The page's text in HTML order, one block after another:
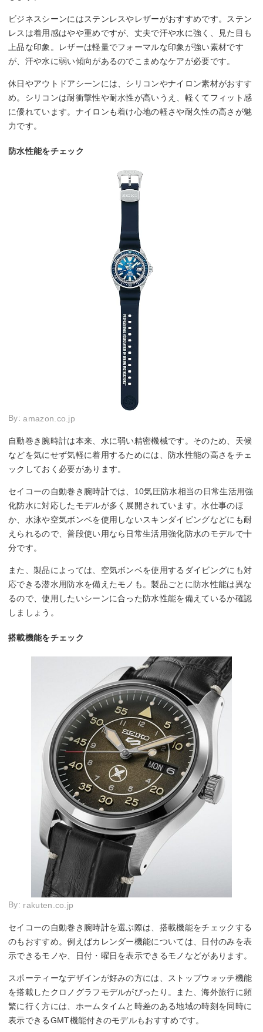
ビジネスシーンにはステンレスやレザーがおすすめです。ステン
レスは着用感はやや重めですが、丈夫で汗や水に強く、見た目も
上品な印象。レザーは軽量でフォーマルな印象が強い素材です
が、汗や水に弱い傾向があるのでこまめなケアが必要です。
休日やアウトドアシーンには、シリコンやナイロン素材がおすす
め。シリコンは耐衝撃性や耐水性が高いうえ、軽くてフィット感
に優れています。ナイロンも着け心地の軽さや耐久性の高さが魅
力です。
防水性能をチェック
By:amazon.co.jp
自動巻き腕時計は本来、水に弱い精密機械です。そのため、天候
などを気にせず気軽に着用するためには、防水性能の高さをチェ
ックしておく必要があります。
セイコーの自動巻き腕時計では、10気圧防水相当の日常生活用強
化防水に対応したモデルが多く展開されています。水仕事のほ
か、水泳や空気ボンベを使用しないスキンダイビングなどにも耐
えられるので、普段使い用なら日常生活用強化防水のモデルで十
分です。
また、製品によっては、空気ボンベを使用するダイビングにも対
応できる潜水用防水を備えたモノも。製品ごとに防水性能は異な
るので、使用したいシーンに合った防水性能を備えているか確認
しましょう。
搭載機能をチェック
By: rakuten.co.jp
セイコーの自動巻き腕時計を選ぶ際は、搭載機能をチェックする
のもおすすめ。例えばカレンダー機能については、日付のみを表
示できるモノや、日付・曜日を表示できるモノなどがあります。
スポーティーなデザインが好みの方には、ストップウォッチ機能
を搭載したクロノグラフモデルがぴったり。また、海外旅行に頻
繁に行く方には、ホームタイムと時差のある地域の時刻を同時に
表示できるGMT機能付きのモデルもおすすめです。